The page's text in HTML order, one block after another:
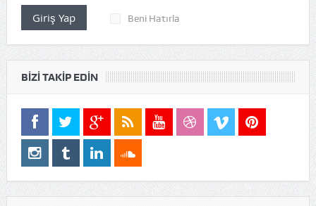
Giriş Yap Beni Hatırla
BIZI TAKIP EDIN